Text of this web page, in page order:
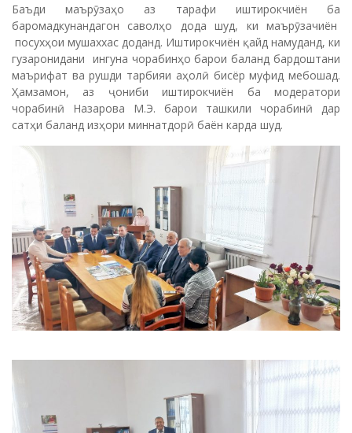
Баъди маърӯзаҳо аз тарафи иштирокчиён ба
баромадкунандагон саволҳо дода шуд, ки маърӯзачиён
посухҳои мушаххас доданд. Иштирокчиён қайд намуданд, ки
гузаронидани ингуна чорабинҳо барои баланд бардоштани
маърифат ва рушди тарбияи аҳолӣ бисёр муфид мебошад.
Ҳамзамон, аз ҷониби иштирокчиён ба модератори
чорабинӣ Назарова М.Э. барои ташкили чорабинӣ дар
сатҳи баланд изҳори миннатдорӣ баён карда шуд.